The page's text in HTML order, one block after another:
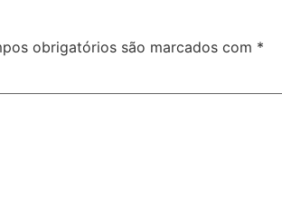
obrigatórios são marcados com *